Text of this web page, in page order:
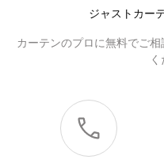
ジャストカー
カーテンのプロに無料でご
く